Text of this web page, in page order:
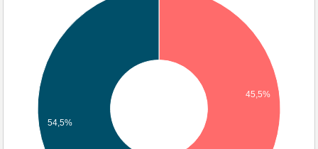
45,5%
54,5%